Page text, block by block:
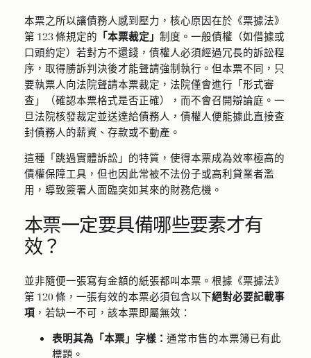
本票之所以讓債務人感到壓力，核心原因在於《票據法》
第 123 條規定的 「本票裁定」 制度。一般債權（如借據或
口頭約定）若對方不還錢，債權人必須經過冗長的訴訟程
序，取得勝訴判決後才能聲請強制執行。但本票不同，只
要執票人向法院聲請本票裁定，法院僅會進行「形式審
查」（確認本票格式是否正確），而不會召開辯論庭。一
旦法院核發裁定並送達給債務人，債權人便能據此直接查
封債務人的薪資、存款或不動產。
這種「跳過實體訴訟」的特質，使得本票成為效率極高的
債權保障工具，但也因此常被不法份子或高利貸業者濫
用，導致簽署人面臨突如其來的財務危機。
本票一定要具備哪些要素才有
效？
並非隨便一張寫有金額的紙張都叫本票。根據《票據法》
第 120 條，一張有效的本票必須包含以下絕對必要記載事
項，若缺一不可，該本票即屬無效：
表明其為「本票」字樣： 通常市售的本票簿已有此
標題。